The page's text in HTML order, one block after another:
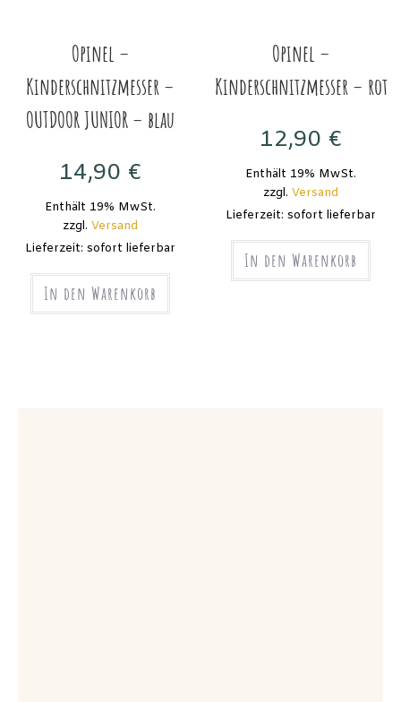
Opinel –
Kinderschnitzmesser –
OUTDOOR JUNIOR – blau
14,90 €
Enthält 19% MwSt.
zzgl. Versand
Lieferzeit: sofort lieferbar
In den Warenkorb
Opinel –
Kinderschnitzmesser – rot
12,90 €
Enthält 19% MwSt.
zzgl. Versand
Lieferzeit: sofort lieferbar
In den Warenkorb